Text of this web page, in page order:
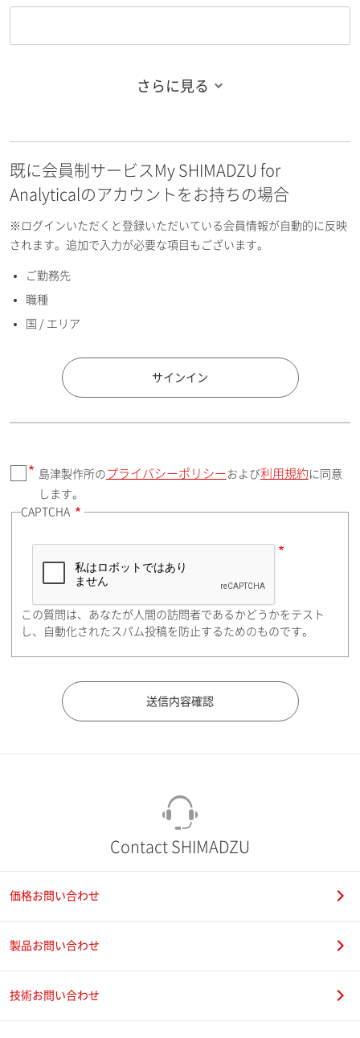
お名前フリガナ（名）
E-mailアドレス（半角英数）
国 / エリア
郵便番号（勤務先）
住所検索
都道府県（勤務先）
さらに見る
既に会員制サービスMy SHIMADZU for
Analyticalのアカウントをお持ちの場合
※ログインいただくと登録いただいている会員情報が自動的に反映
されます。追加で入力が必要な項目もございます。
ご勤務先
職種
国 / エリア
サインイン
島津製作所の プライバシーポリシー および利用規約 に同意
します。
CAPTCHA
この質問は、あなたが人間の訪問者であるかどうかをテスト
し、自動化されたスパム投稿を防止するためのものです。
Contact SHIMADZU
価格お問い合わせ
製品お問い合わせ
技術お問い合わせ